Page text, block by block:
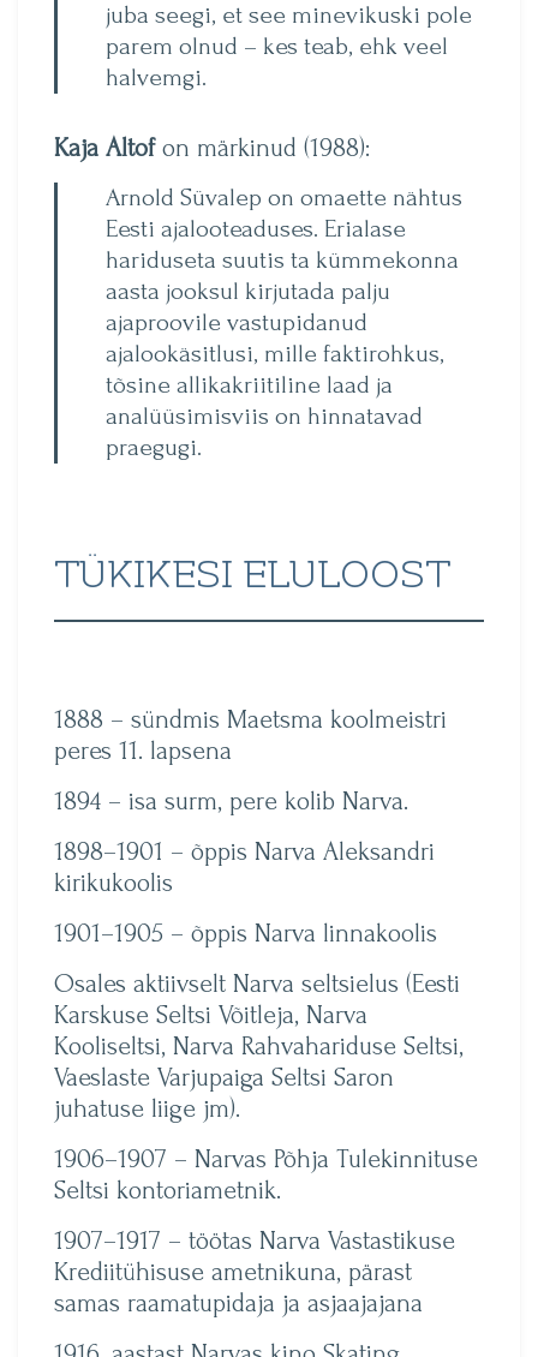
juba seegi, et see minevikuski pole
parem olnud – kes teab, ehk veel
halvemgi.
Kaja Altofon märkinud (1988):
Arnold Süvalep on omaette nähtus
Eesti ajalooteaduses. Erialase
hariduseta suutis ta kümmekonna
aasta jooksul kirjutada palju
ajaproovile vastupidanud
ajalookäsitlusi, mille faktirohkus,
tõsine allikakriitiline laad ja
analüüsimisviis on hinnatavad
praegugi.
TÜKIKESI ELULOOST
1888 – sündmis Maetsma koolmeistri
peres 11. lapsena
1894 – isa surm, pere kolib Narva.
1898–1901 – õppis Narva Aleksandri
kirikukoolis
1901–1905 – õppis Narva linnakoolis
Osales aktiivselt Narva seltsielus (Eesti
Karskuse Seltsi Võitleja, Narva
Kooliseltsi, Narva Rahvahariduse Seltsi,
Vaeslaste Varjupaiga Seltsi Saron
juhatuse liige jm).
1906–1907 – Narvas Põhja Tulekinnituse
Seltsi kontoriametnik.
1907–1917 – töötas Narva Vastastikuse
Krediitühisuse ametnikuna, pärast
samas raamatupidaja ja asjaajajana